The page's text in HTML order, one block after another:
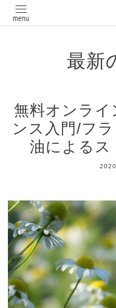
最新
無料オンライ
ンス入門/フ
油によるス
2020